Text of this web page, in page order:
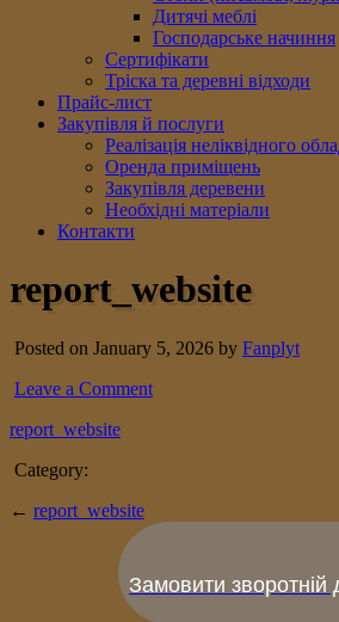
Дитячі меблі
Господарське начиння
Сертифікати
Тріска та деревні відходи
Прайс-лист
Закупівля й послуги
Реалізація неліквідного
Оренда приміщень
Закупівля деревени
Необхідні матеріали
Контакти
report_website
Posted on January 5, 2026 by Fanplyt
Leave a Comment
report_website
Category:
← report_website
Замовити зворотній